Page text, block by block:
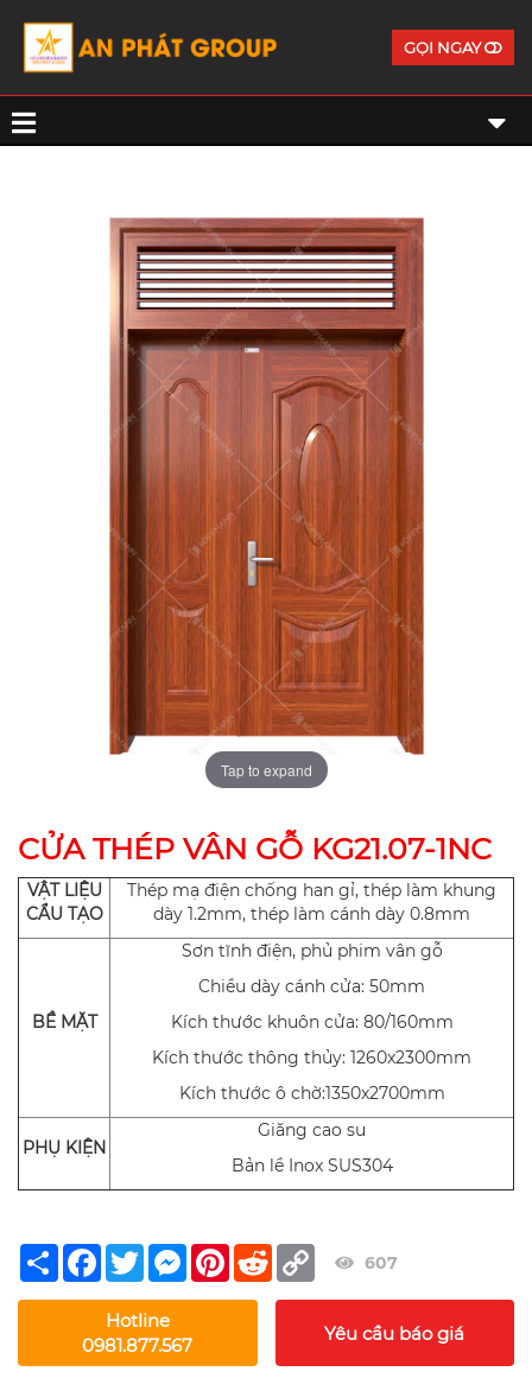
GỌI NGAY
Tap to expand
CỬA THÉP VÂN GỖ KG21.07-1NC
VẬT LIỆU
CẨU TẠO
Thép mạ điện chống han gỉ, thép làm khung
dày 1.2mm, thép làm cánh dày 0.8mm
BỀ MẶT
Sơn tĩnh điện, phủ phim vân gỗ
Chiều dày cánh cửa: 50mm
Kích thước khuôn cửa: 80/160mm
Kích thước thông thủy: 1260x2300mm
Kích thước ô chờ:1350x2700mm
PHỤ KIỆN
Giăng cao su
Bản lề Inox SUS304
Share Facebook
TwitterMessengerPinterest
Reddit Copy
Link
607
Hotline
0981.877.567
Yêu cầu báo giá